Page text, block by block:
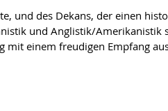
und des Dekans, der einen
und Anglistik/Amerikanistik
mit einem freudigen Empfang